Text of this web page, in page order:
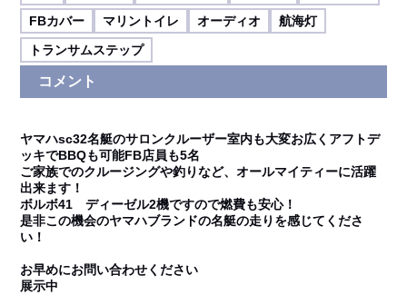
FBカバー
マリントイレ オーディオ
航海灯
トランサムステップ
コメント
ヤマハsc32名艇のサロンクルーザー室内も大変お広くアフトデ
ッキでBBQも可能FB店員も5名
ご家族でのクルージングや釣りなど、オールマイティーに活躍
出来ます！
ボルボ41 ディーゼル2機ですので燃費も安心！
是非この機会のヤマハブランドの名艇の走りを感じてくださ
い！
お早めにお問い合わせください
展示中